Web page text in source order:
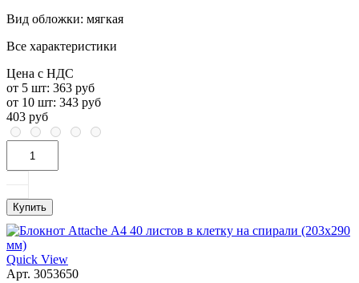
Вид обложки: мягкая
Все характеристики
Цена с НДС
от 5 шт: 363 руб
от 10 шт: 343 руб
403 руб
Купить
Quick View
Арт. 3053650